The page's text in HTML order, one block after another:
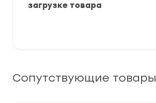
загрузке товара
Сопутствующие товары